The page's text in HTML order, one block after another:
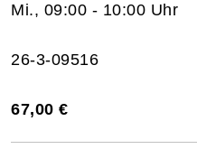
Mi., 09:00 - 10:00 Uhr
26-3-09516
67,00 €